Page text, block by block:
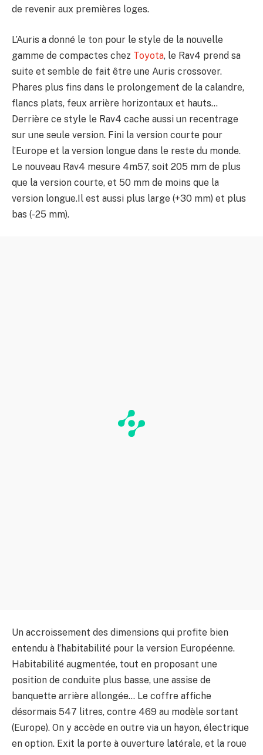
de revenir aux premières loges.
L’Auris a donné le ton pour le style de la nouvelle
gamme de compactes chez Toyota, le Rav4 prend sa
suite et semble de fait être une Auris crossover.
Phares plus fins dans le prolongement de la calandre,
flancs plats, feux arrière horizontaux et hauts…
Derrière ce style le Rav4 cache aussi un recentrage
sur une seule version. Fini la version courte pour
l’Europe et la version longue dans le reste du monde.
Le nouveau Rav4 mesure 4m57, soit 205 mm de plus
que la version courte, et 50 mm de moins que la
version longue.Il est aussi plus large (+30 mm) et plus
bas (-25 mm).
Un accroissement des dimensions qui profite bien
entendu à l’habitabilité pour la version Européenne.
Habitabilité augmentée, tout en proposant une
position de conduite plus basse, une assise de
banquette arrière allongée… Le coffre affiche
désormais 547 litres, contre 469 au modèle sortant
(Europe). On y accède en outre via un hayon, électrique
en option. Exit la porte à ouverture latérale, et la roue